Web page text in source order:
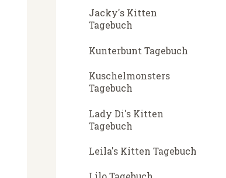
Jacky's Kitten
Tagebuch
Kunterbunt Tagebuch
Kuschelmonsters
Tagebuch
Lady Di's Kitten
Tagebuch
Leila's Kitten Tagebuch